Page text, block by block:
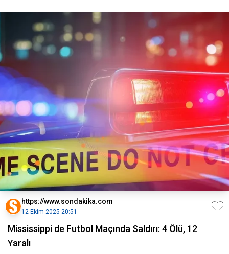
https://www.sondakika.com
12 Ekim 2025 20:51
Mississippi de Futbol Maçında Saldırı: 4 Ölü, 12
Yaralı